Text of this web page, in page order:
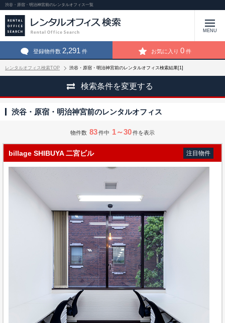
渋谷・原宿・明治神宮前のレンタルオフィス一覧
MENU
登録物件数 2,291 件 お気に入り 0 件
レンタルオフィス検索TOP 渋谷・原宿・明治神宮前のレンタルオフィス検索結果[1]
検索条件を変更する
渋谷・原宿・明治神宮前のレンタルオフィス
物件数 83件中 1～30件を表示
billage SHIBUYA 二宮ビル 注目物件